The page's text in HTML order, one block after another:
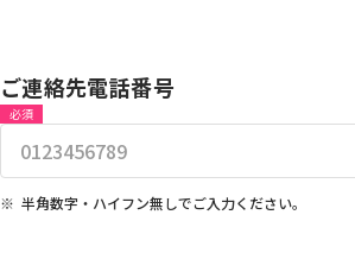
ご連絡先電話番号
必須
半角数字・ハイフン無しでご入力ください。